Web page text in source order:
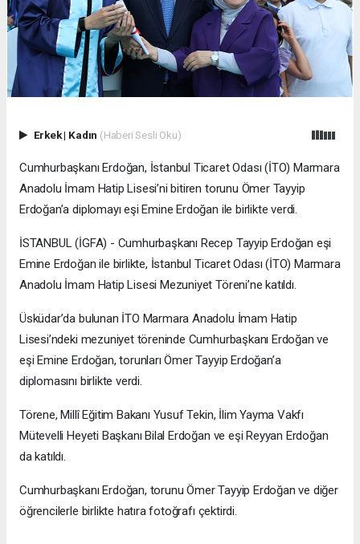
Erkek| Kadın (Haberi Sesli Oku)
Cumhurbaşkanı Erdoğan, İstanbul Ticaret Odası (İTO) Marmara
Anadolu İmam Hatip Lisesi’ni bitiren torunu Ömer Tayyip
Erdoğan’a diplomayı eşi Emine Erdoğan ile birlikte verdi.
İSTANBUL (İGFA) - Cumhurbaşkanı Recep Tayyip Erdoğan eşi
Emine Erdoğan ile birlikte, İstanbul Ticaret Odası (İTO) Marmara
Anadolu İmam Hatip Lisesi Mezuniyet Töreni’ne katıldı.
Üsküdar’da bulunan İTO Marmara Anadolu İmam Hatip
Lisesi’ndeki mezuniyet töreninde Cumhurbaşkanı Erdoğan ve
eşi Emine Erdoğan, torunları Ömer Tayyip Erdoğan’a
diplomasını birlikte verdi.
Törene, Millî Eğitim Bakanı Yusuf Tekin, İlim Yayma Vakfı
Mütevelli Heyeti Başkanı Bilal Erdoğan ve eşi Reyyan Erdoğan
da katıldı.
Cumhurbaşkanı Erdoğan, torunu Ömer Tayyip Erdoğan ve diğer
öğrencilerle birlikte hatıra fotoğrafı çektirdi.